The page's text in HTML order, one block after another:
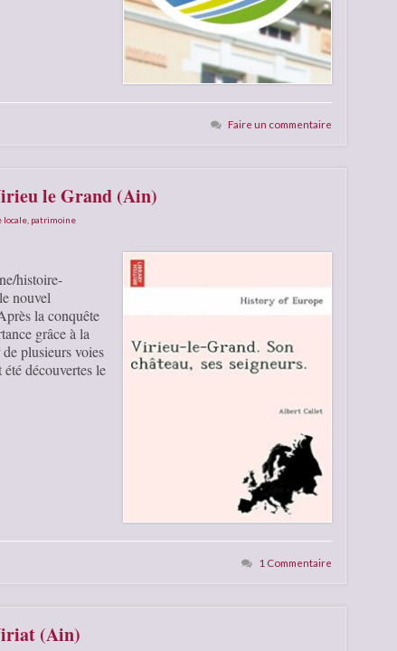
Faire un commentaire
le Grand (Ain)
locale patrimoine
histoire-
nouvel
la conquête
grâce à la
plusieurs voies
découvertes le
1 Commentaire
(Ain)